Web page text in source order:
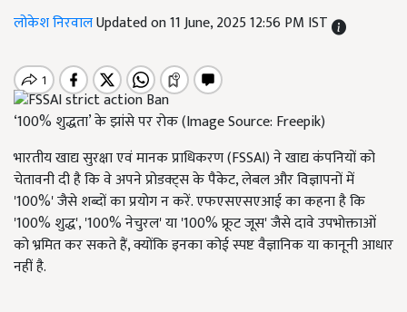
लोकेश निरवालUpdated on 11 June, 2025 12:56 PM IST
‘100% शुद्धता’ के झांसे पर रोक (Image Source: Freepik)
भारतीय खाद्य सुरक्षा एवं मानक प्राधिकरण (FSSAI) ने खाद्य कंपनियों को
चेतावनी दी है कि वे अपने प्रोडक्ट्स के पैकेट, लेबल और विज्ञापनों में
'100%' जैसे शब्दों का प्रयोग न करें. एफएसएसएआई का कहना है कि
'100% शुद्ध', '100% नेचुरल' या '100% फ्रूट जूस' जैसे दावे उपभोक्ताओं
को भ्रमित कर सकते हैं, क्योंकि इनका कोई स्पष्ट वैज्ञानिक या कानूनी आधार
नहीं है.